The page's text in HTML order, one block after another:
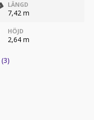
LÄNGD
7,42 m
HÖJD
2,64 m
(3)